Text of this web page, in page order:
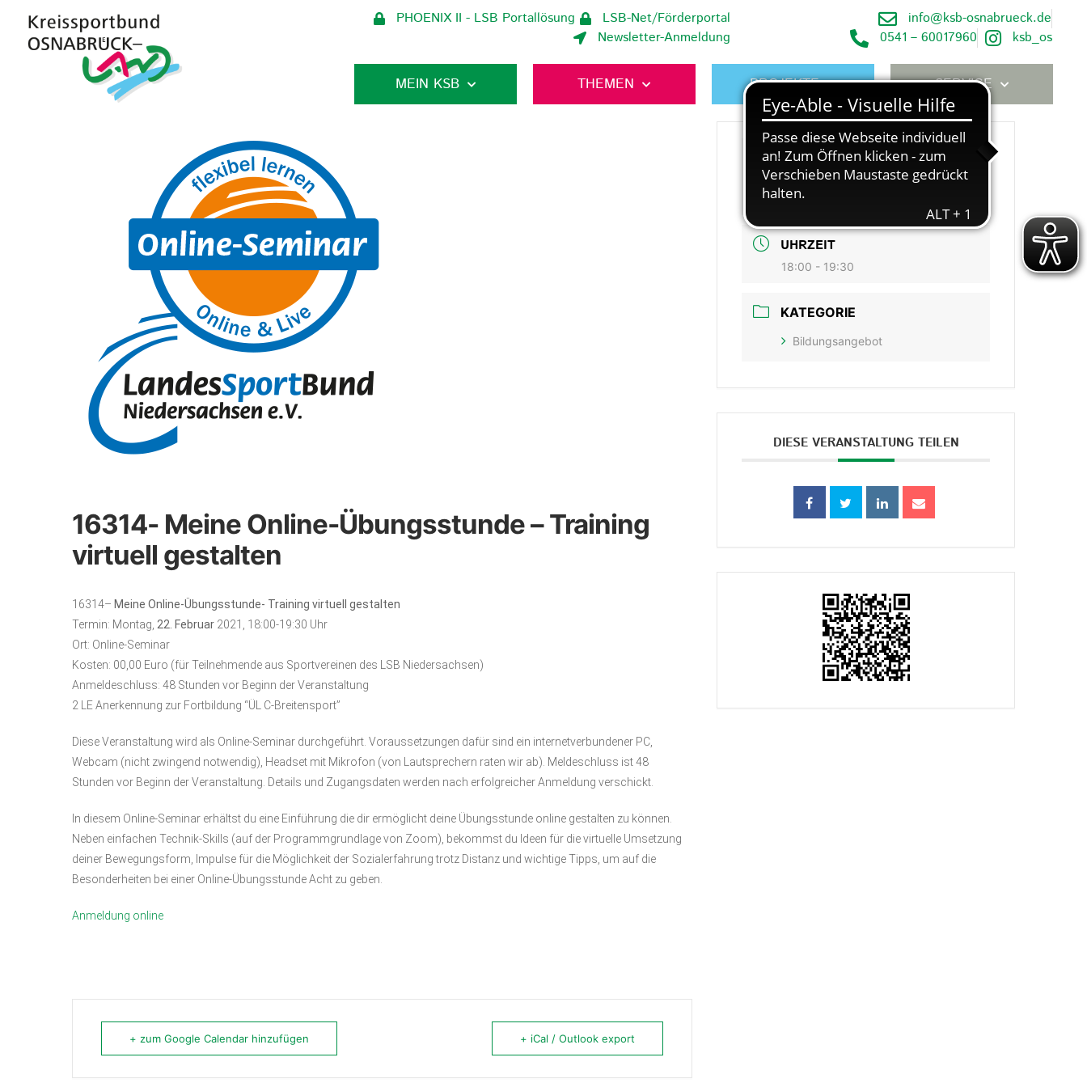
PHOENIX II - LSB Portallösung
LSB-Net/Förderportal
Newsletter-Anmeldung
info@ksb-osnabrueck.de
0541 – 60017960
ksb_os
MEIN KSB THEMEN PROJEKTE SERVICE
16314- Meine Online-Übungsstunde – Training
virtuell gestalten
16314– Meine Online-Übungsstunde- Training virtuell gestalten
Termin: Montag, 22. Februar 2021, 18:00-19:30 Uhr
Ort: Online-Seminar
Kosten: 00,00 Euro (für Teilnehmende aus Sportvereinen des LSB Niedersachsen)
Anmeldeschluss: 48 Stunden vor Beginn der Veranstaltung
2 LE Anerkennung zur Fortbildung “ÜL C-Breitensport”
Diese Veranstaltung wird als Online-Seminar durchgeführt. Voraussetzungen dafür sind ein internetverbundener PC,
Webcam (nicht zwingend notwendig), Headset mit Mikrofon (von Lautsprechern raten wir ab). Meldeschluss ist 48
Stunden vor Beginn der Veranstaltung. Details und Zugangsdaten werden nach erfolgreicher Anmeldung verschickt.
In diesem Online-Seminar erhältst du eine Einführung die dir ermöglicht deine Übungsstunde online gestalten zu können.
Neben einfachen Technik-Skills (auf der Programmgrundlage von Zoom), bekommst du Ideen für die virtuelle Umsetzung
deiner Bewegungsform, Impulse für die Möglichkeit der Sozialerfahrung trotz Distanz und wichtige Tipps, um auf die
Besonderheiten bei einer Online-Übungsstunde Acht zu geben.
Anmeldung online
+ zum Google Calendar hinzufügen + iCal / Outlook export
DATUM
Feb. 22 2021
Expired!
UHRZEIT
18:00 - 19:30
KATEGORIE
Bildungsangebot
DIESE VERANSTALTUNG TEILEN